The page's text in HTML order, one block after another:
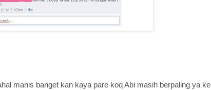
manis banget kan kaya pare koq Abi masih berpaling ya ke